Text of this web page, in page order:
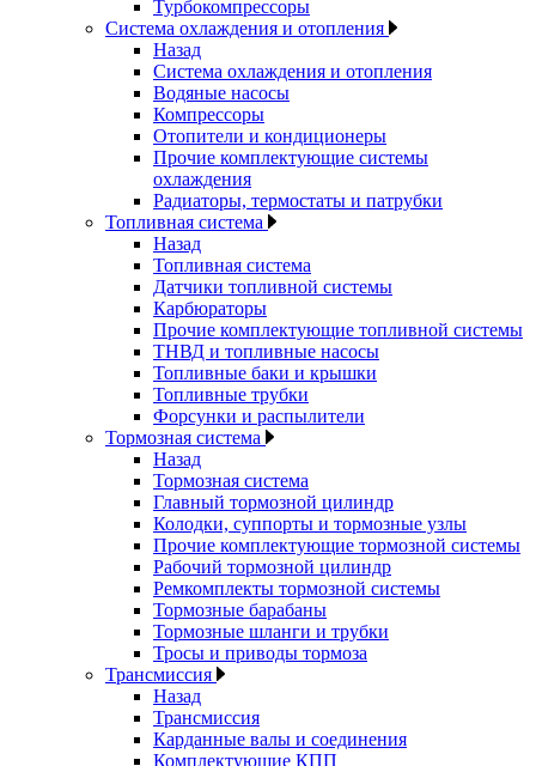
Турбокомпрессоры
Система охлаждения и отопления
Назад
Система охлаждения и отопления
Водяные насосы
Компрессоры
Отопители и кондиционеры
Прочие комплектующие системы
охлаждения
Радиаторы, термостаты и патрубки
Топливная система
Назад
Топливная система
Датчики топливной системы
Карбюраторы
Прочие комплектующие топливной системы
ТНВД и топливные насосы
Топливные баки и крышки
Топливные трубки
Форсунки и распылители
Тормозная система
Назад
Тормозная система
Главный тормозной цилиндр
Колодки, суппорты и тормозные узлы
Прочие комплектующие тормозной системы
Рабочий тормозной цилиндр
Ремкомплекты тормозной системы
Тормозные барабаны
Тормозные шланги и трубки
Тросы и приводы тормоза
Трансмиссия
Назад
Трансмиссия
Карданные валы и соединения
Комплектующие КПП